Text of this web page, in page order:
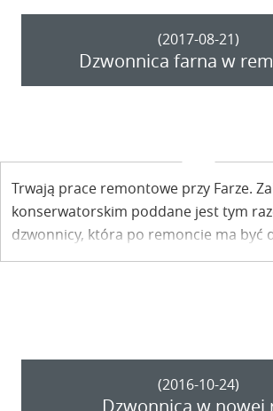
(2017-08-21)
Dzwonnica farna w
Trwają prace remontowe przy Farze.
konserwatorskim poddane jest tym
dzwonnicy, która po remoncie ma być
zwiedzających.
(2016-10-24)
Dzwonnica w nowej